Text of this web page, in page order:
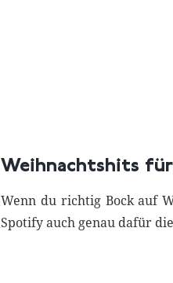
Weihnachtshits
Wenn du richtig Bock auf
Spotify auch genau dafür